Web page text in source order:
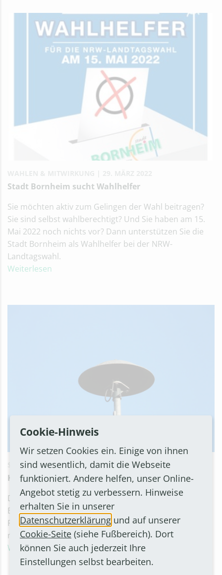
Stadt Bornheim sucht Wahlhelfer
Sie möchten aktiv zum Gelingen der Wahl beitragen?
Sie sind selbst wahlberechtigt? Und Sie haben am 15.
Mai 2022 noch nichts vor? Dann unterstützen Sie die
Stadt Bornheim als Wahlhelfer bei der NRW-
Landtagswahl.
Weiterlesen
SOZIALES 23. MÄRZ 2022
Kein Probe-Sirenenalarm am Samstag
Diesen Samstag, 26. März 2022, heulen die Sirenen in
Bornheim nicht zur Probe. Dies hat die Leitung der
Freiwilligen Feuerwehr der Stadt Bornheim gemeinsam
mit Stadtverwaltung entschieden.
Weiterlesen
Cookie-Hinweis
Wir setzen Cookies ein. Einige von ihnen
sind wesentlich, damit die Webseite
funktioniert. Andere helfen, unser Online-
Angebot stetig zu verbessern. Hinweise
erhalten Sie in unserer
Datenschutzerklärung und auf unserer
Cookie-Seite (siehe Fußbereich). Dort
können Sie auch jederzeit Ihre
Einstellungen selbst bearbeiten.